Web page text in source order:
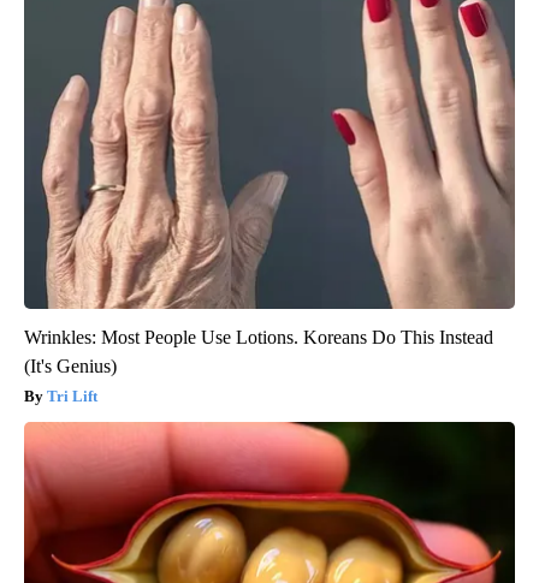
Wrinkles: Most People Use Lotions. Koreans Do This Instead
(It's Genius)
Tri Lift